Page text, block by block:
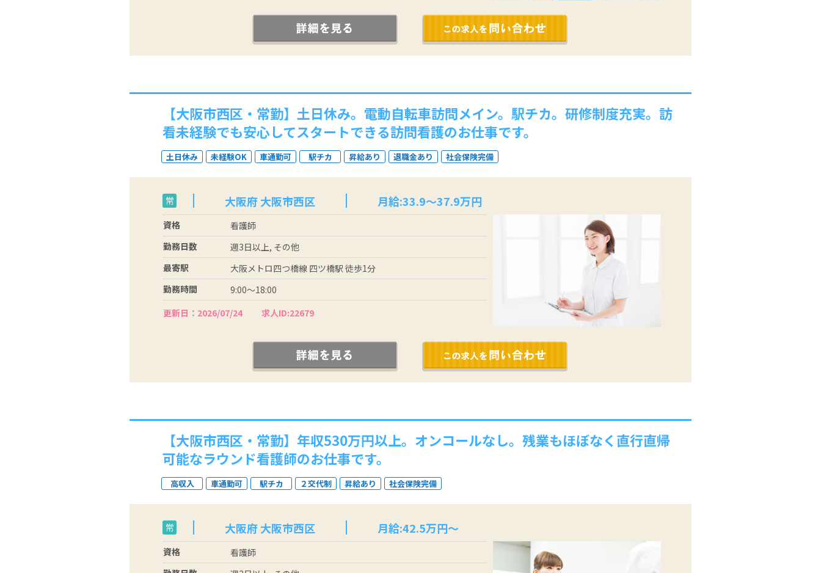
【大阪市西区・常勤】土日休み。電動自転車訪問メイン。駅チカ。研修制度充実。訪
看未経験でも安心してスタートできる訪問看護のお仕事です。
土日休み 未経験OK 車通勤可 駅チカ 昇給あり 退職金あり 社会保険完備
常 大阪府 大阪市西区 月給:33.9～37.9万円
資格
看護師
勤務日数
週3日以上, その他
最寄駅
大阪メトロ四つ橋線 四ツ橋駅 徒歩1分
勤務時間
9:00～18:00
更新日：2026/07/24
求人ID:22679
【大阪市西区・常勤】年収530万円以上。オンコールなし。残業もほぼなく直行直帰
可能なラウンド看護師のお仕事です。
高収入 車通勤可 駅チカ ２交代制 昇給あり 社会保険完備
常 大阪府 大阪市西区 月給:42.5万円～
資格
看護師